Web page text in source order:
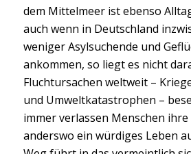
dem Mittelmeer ist ebenso
auch wenn in Deutschland
weniger Asylsuchende und
ankommen, so liegt es nicht
Fluchtursachen weltweit –
und Umweltkatastrophen –
immer verlassen Menschen
anderswo ein würdiges Leben